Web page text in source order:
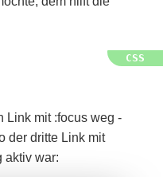
Link mit :focus weg -
der dritte Link mit
aktiv war: